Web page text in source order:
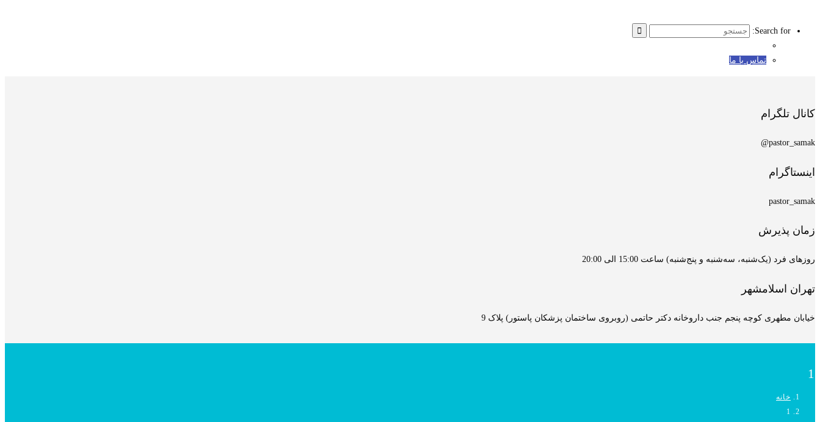
Search for:
تماس با ما
کانال تلگرام
pastor_samak@
اینستاگرام
pastor_samak
زمان پذیرش
روزهای فرد (یک‌شنبه، سه‌شنبه و پنج‌شنبه) ساعت 15:00 الی 20:00
تهران اسلامشهر
خیابان مطهری کوچه پنجم جنب داروخانه دکتر حاتمی (روبروی ساختمان پزشکان پاستور) پلاک 9
1
خانه
1